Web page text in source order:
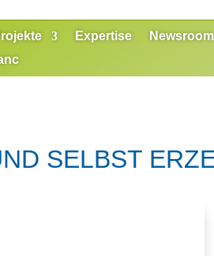
Expertise Newsroom
SELBST